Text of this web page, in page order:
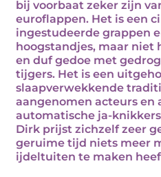
bij voorbaat zeker zijn
euroflappen. Het is een
ingestudeerde grappen
hoogstandjes, maar niet
en duf gedoe met
tijgers. Het is een
slaapverwekkende
aangenomen acteurs en
automatische ja-
Dirk prijst zichzelf zeer
geruime tijd niets meer
ijdeltuiten te maken